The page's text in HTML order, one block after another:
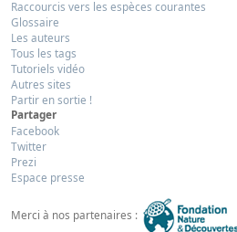
Raccourcis vers les espèces courantes
Glossaire
Les auteurs
Tous les tags
Tutoriels vidéo
Autres sites
Partir en sortie !
Partager
Facebook
Twitter
Prezi
Espace presse
Merci à nos partenaires :